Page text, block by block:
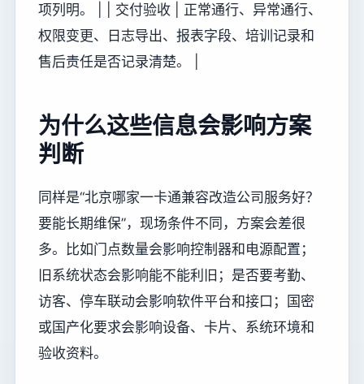
项列明。 | | 交付验收 | 正常通行、异常通行、
权限变更、日志导出、报表字段、培训记录和
售后责任是否记录清楚。 |
为什么这些信息会影响方案
判断
同样是“北京哪家一卡通兼容改造公司服务好？
要能长期维保”，现场条件不同，方案会差很
多。比如门点数量会影响控制器和电源配置；
旧系统状态会影响能不能利旧；是否要考勤、
访客、停车联动会影响软件平台和接口；国密
或国产化要求会影响设备、卡片、系统环境和
验收资料。